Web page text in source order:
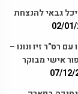
גבאי להנצחת
02/
רס"ר זיו ונונו –
אישי מבוקר
07/12/